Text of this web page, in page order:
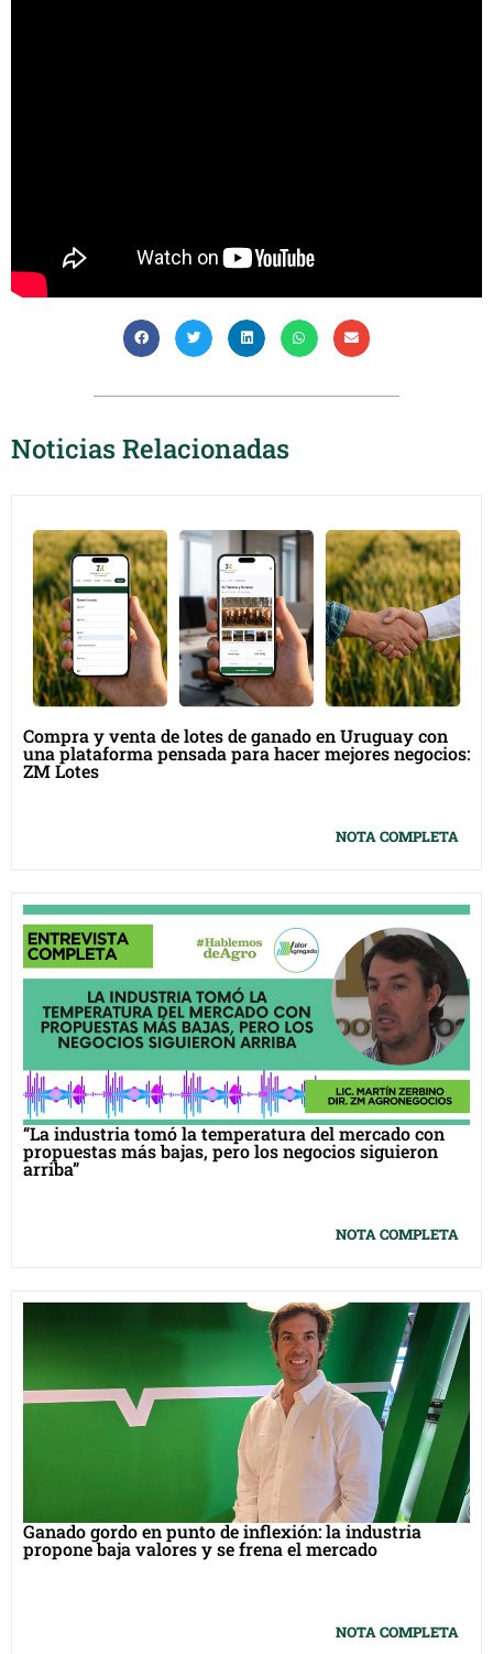
Noticias Relacionadas
Compra y venta de lotes de ganado en Uruguay con
una plataforma pensada para hacer mejores negocios:
ZM Lotes
NOTA COMPLETA
“La industria tomó la temperatura del mercado con
propuestas más bajas, pero los negocios siguieron
arriba”
NOTA COMPLETA
Ganado gordo en punto de inflexión: la industria
propone baja valores y se frena el mercado
NOTA COMPLETA